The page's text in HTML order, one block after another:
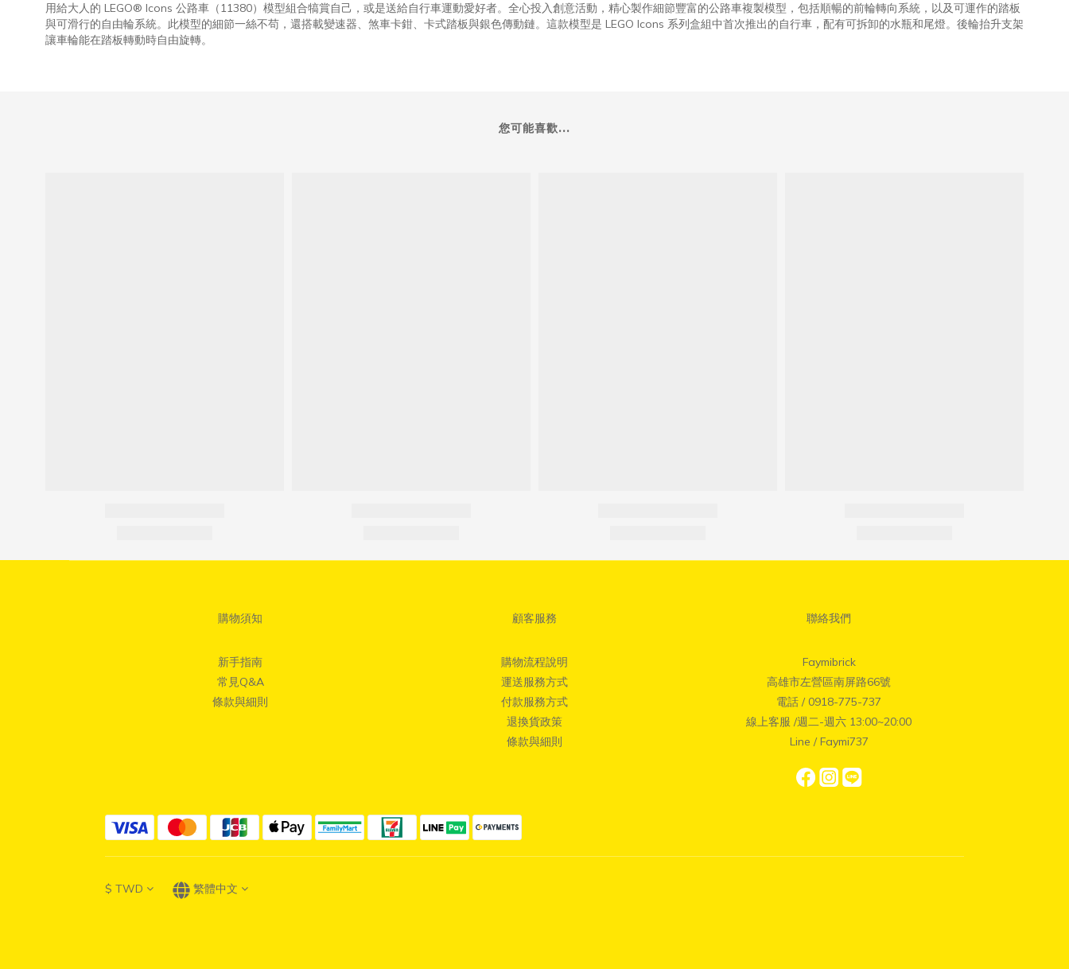
用給大人的 LEGO® Icons 公路車（11380）模型組合犒賞自己，或是送給自行車運動愛好者。全心投入創意活動，精心製作細節豐富的公路車複製模型，包括順暢的前輪轉向系統，以及可運作的踏板
與可滑行的自由輪系統。此模型的細節一絲不苟，還搭載變速器、煞車卡鉗、卡式踏板與銀色傳動鏈。這款模型是 LEGO Icons 系列盒組中首次推出的自行車，配有可拆卸的水瓶和尾燈。後輪抬升支架
讓車輪能在踏板轉動時自由旋轉。
您可能喜歡...
購物須知
新手指南
常見Q&A
條款與細則
顧客服務
購物流程說明
運送服務方式
付款服務方式
退換貨政策
條款與細則
聯絡我們
Faymibrick
高雄市左營區南屏路66號
電話 / 0918-775-737
線上客服 /週二-週六 13:00~20:00
Line / Faymi737
$ TWD 繁體中文